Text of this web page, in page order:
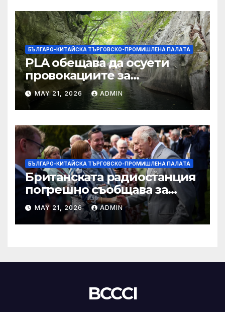
БЪЛГАРО-КИТАЙСКА ТЪРГОВСКО-ПРОМИШЛЕНА ПАЛAТА
PLA обещава да осуети
провокациите за
„независимост на Тайван“.
MAY 21, 2026 ADMIN
БЪЛГАРО-КИТАЙСКА ТЪРГОВСКО-ПРОМИШЛЕНА ПАЛAТА
Британската радиостанция
погрешно съобщава за
смъртта на крал Чарлз
MAY 21, 2026 ADMIN
BCCCI